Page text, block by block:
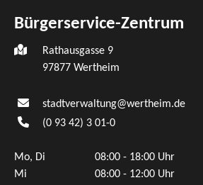
Bürgerservice-Zentrum
Rathausgasse 9
97877 Wertheim
stadtverwaltung@wertheim.de
(0 93 42) 3 01-0
Mo, Di
08:00 - 18:00 Uhr
Mi
08:00 - 12:00 Uhr